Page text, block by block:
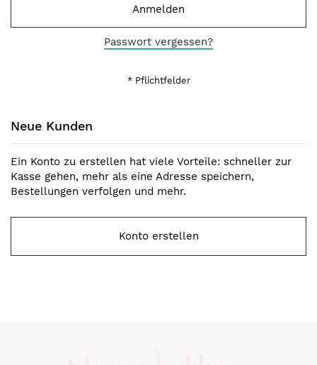
Anmelden
Passwort vergessen?
Neue Kunden
Ein Konto zu erstellen hat viele Vorteile: schneller zur
Kasse gehen, mehr als eine Adresse speichern,
Bestellungen verfolgen und mehr.
Konto erstellen